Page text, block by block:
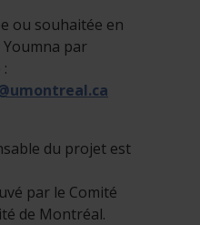
ou souhaitée en
par
du projet est
par le Comité
de Montréal.